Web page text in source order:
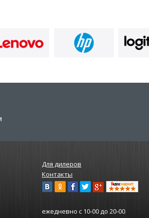
Для дилеров
Контакты
ежедневно с 10-00 до 20-00